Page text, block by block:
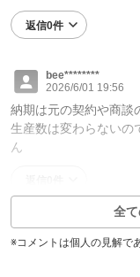
返信0件
bee********
2026/6/01 19:56
納期は元の契約や商談
生産数は変わらないの
ん
全て
※コメントは個人の見解で